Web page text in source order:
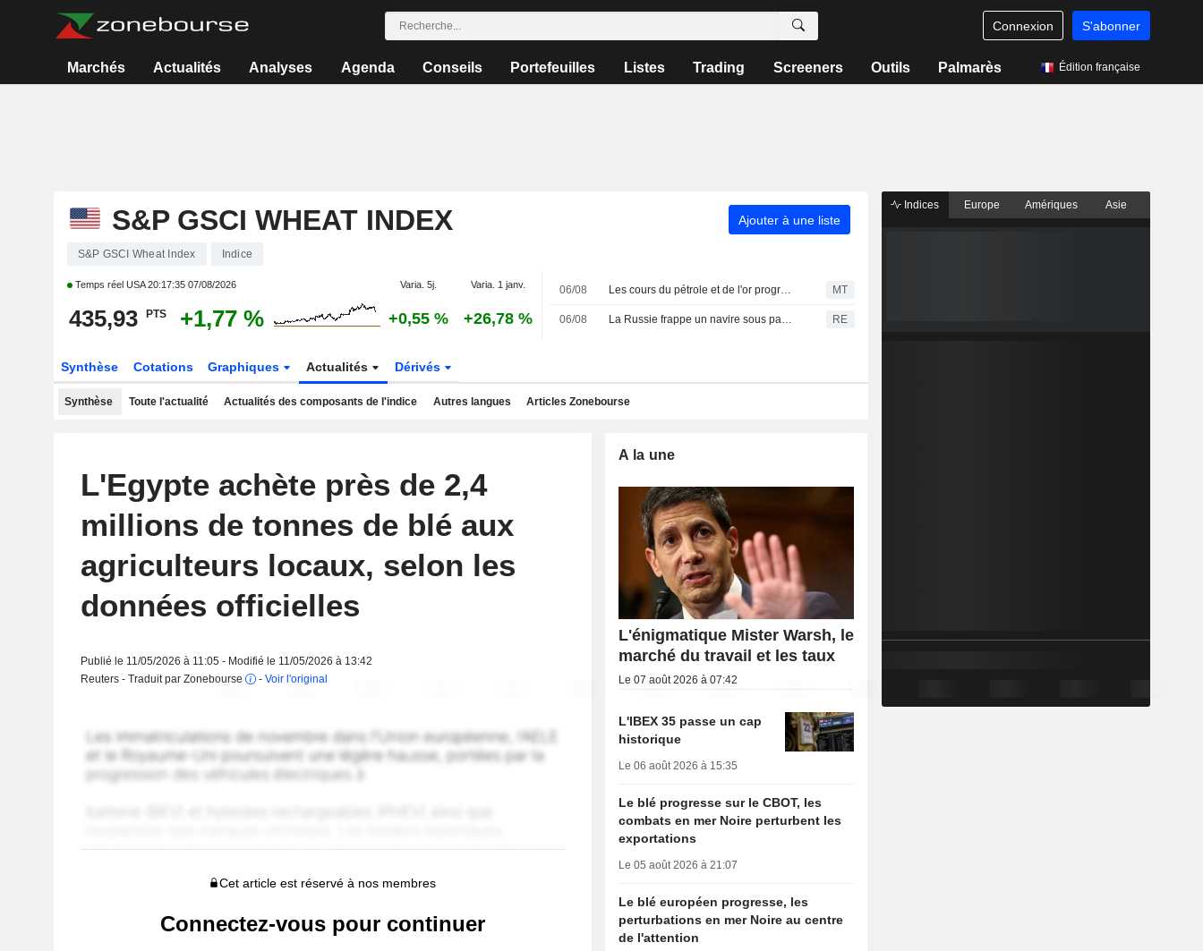
Connexion S'abonner
Marchés Actualités Analyses Agenda Conseils Portefeuilles Listes Trading Screeners Outils Palmarès Édition française
S&P GSCI WHEAT INDEX Ajouter à une liste
S&P GSCI Wheat Index Indice
Temps réel USA20:17:35 07/08/2026 Varia. 5j. Varia. 1 janv.
435,93 PTS +1,77 % +0,55 % +26,78 %
06/08 Les cours du pétrole et de l'or progressent malgré l'avancée d'un accord sur la réouverture du détroit d'Ormuz par l'Iran MT
06/08 La Russie frappe un navire sous pavillon étranger en mer Noire : un mort, selon le gouverneur d'Odessa RE
Synthèse Cotations Graphiques Actualités Dérivés
Synthèse Toute l'actualité Actualités des composants de l'indice Autres langues Articles Zonebourse
L'Egypte achète près de 2,4
millions de tonnes de blé aux
agriculteurs locaux, selon les
données officielles
Publié le 11/05/2026 à 11:05 - Modifié le 11/05/2026 à 13:42
Reuters - Traduit par Zonebourse
- Voir l'original
Cet article est réservé à nos membres
Connectez-vous pour continuer
A la une
L'énigmatique Mister Warsh, le
marché du travail et les taux
Le 07 août 2026 à 07:42
L'IBEX 35 passe un cap
historique
Le 06 août 2026 à 15:35
Le blé progresse sur le CBOT, les
combats en mer Noire perturbent les
exportations
Le 05 août 2026 à 21:07
Le blé européen progresse, les
perturbations en mer Noire au centre
de l'attention
Indices Europe Amériques Asie